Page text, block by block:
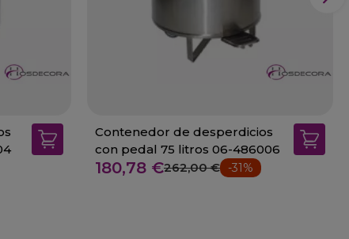
Contenedor de desperdicios
con pedal 75 litros 06-486006
180,78 €262,00 € -31%